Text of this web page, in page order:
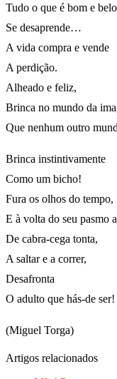
Tudo o que é bom e belo
Se desaprende…
A vida compra e vende
A perdição.
Alheado e feliz,
Brinca no mundo da
Que nenhum outro
Brinca instintivamente
Como um bicho!
Fura os olhos do tempo,
E à volta do seu pasmo
De cabra-cega tonta,
A saltar e a correr,
Desafronta
O adulto que hás-de ser!
(Miguel Torga)
Artigos relacionados